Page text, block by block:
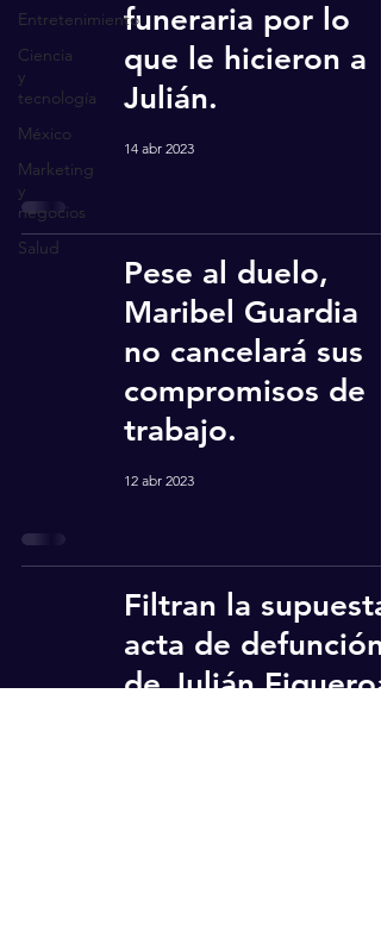
Entretenimiento
Ciencia
y
tecnología
México
Marketing
y
negocios
Salud
funeraria por lo
que le hicieron a
Julián.
14 abr 2023
Pese al duelo,
Maribel Guardia
no cancelará sus
compromisos de
trabajo.
12 abr 2023
Filtran la supuesta
acta de defunción
de Julián